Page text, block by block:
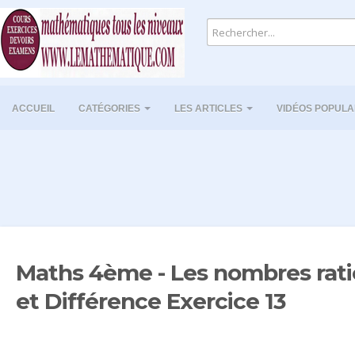
ACCUEIL CATÉGORIES LES ARTICLES VIDÉOS
Maths 4ème - Les nombres
et Différence Exercice 13